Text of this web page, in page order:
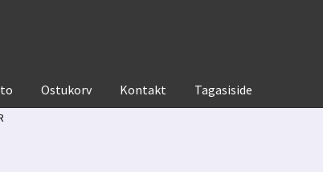
Ostukorv Kontakt Tagasiside